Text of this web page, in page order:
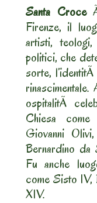
Santa Croce
Firenze, il
artisti,
politici, che
sorte,
ospitalitÃ
Chiesa
Giovanni
Bernardino da
Fu anche
come Sisto IV,
XIV.